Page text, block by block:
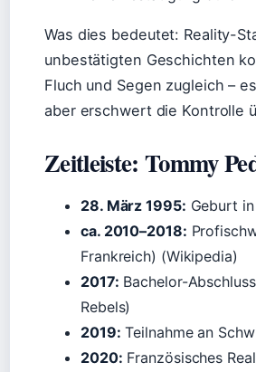
Was dies bedeutet: Reality-
unbestätigten Geschichten
Fluch und Segen zugleich –
aber erschwert die Kontrolle
Zeitleiste: Tommy
28. März 1995: Geburt
ca. 2010–2018:
Frankreich) (Wikipedia)
2017: Bachelor-
Rebels)
2019: Teilnahme an
2020: Französisches